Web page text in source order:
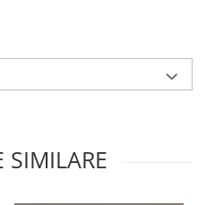
SIMILARE